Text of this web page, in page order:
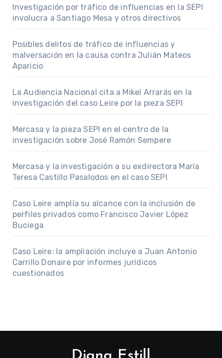
Investigación por tráfico de influencias en la SEPI
involucra a Santiago Mesa y otros directivos
Posibles delitos de tráfico de influencias y
malversación en la causa contra Julián Mateos
Aparicio
La Audiencia Nacional cita a Mikel Arrarás en la
investigación del caso Leire por la pieza SEPI
Mercasa y la pieza SEPI en el centro de la
investigación sobre José Ramón Sempere
Mercasa y la investigación a su exdirectora María
Teresa Castillo Pasalodos en el caso SEPI
Caso Leire amplía su alcance con la inclusión de
perfiles privados como Francisco Javier López
Buciega
Caso Leire: la ampliación incluye a Juan Antonio
Carrillo Donaire por informes jurídicos
cuestionados